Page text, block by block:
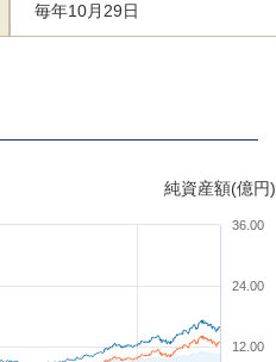
毎年10月29日
純資産額(億円)
12.00
24.00
36.00